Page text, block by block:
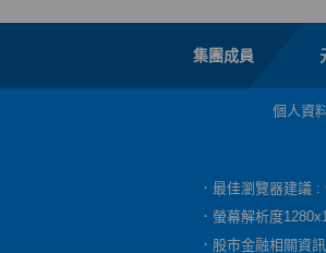
集團成員
個人資
．最佳瀏覽器建議
．螢幕解析度
．股市金融相關資